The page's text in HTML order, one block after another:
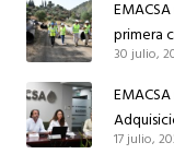
primera
el
30 julio,
sus
17 julio,